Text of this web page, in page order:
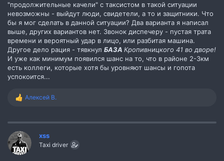
"продолжительные качели" с таксистом в такой ситуации
невозможны - выйдут люди, свидетели, а то и защитники. Что
бы я мог сделать в данной ситуации? Два варианта я написал
выше, других вариантов нет. Звонок диспечеру - пустая трата
времени и вероятный удар в лицо, или разбитая машина.
Другое дело рация - тявкнул БАЗА Кропивницкого 41 во дворе!
И уже как минимум появился шанс на то, что в районе 2-3км
есть коллеги, которые хотя бы уровняют шансы и гопота
успокоится...
Р
к
ц
і
ї
:
Алексей В.
xss
Taxi driver